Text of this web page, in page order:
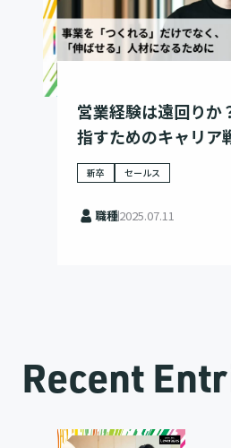
営業経験は遠回りか
指すためのキャリア
新卒 セールス
職種2025.07.11
Recent